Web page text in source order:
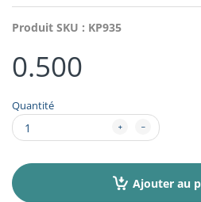
Produit SKU : KP935
0.500
Quantité
Ajouter au